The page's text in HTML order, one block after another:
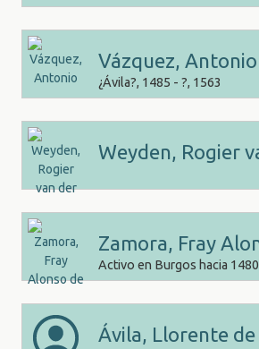
Vázquez, Antonio
¿Ávila?, 1485 - ?, 1563
Weyden, Rogier
Zamora, Fray
Activo en Burgos hacia
Ávila, Llorente de